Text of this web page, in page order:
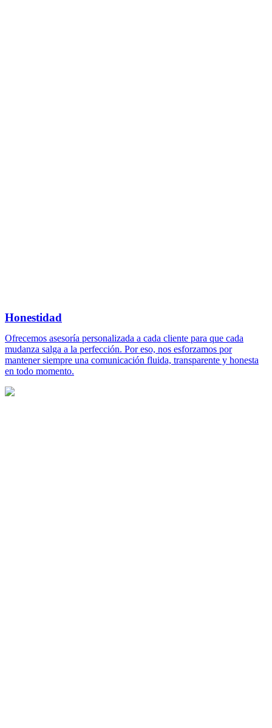
Honestidad
Ofrecemos asesoría personalizada a cada cliente para que cada
mudanza salga a la perfección. Por eso, nos esforzamos por
mantener siempre una comunicación fluida, transparente y honesta
en todo momento.